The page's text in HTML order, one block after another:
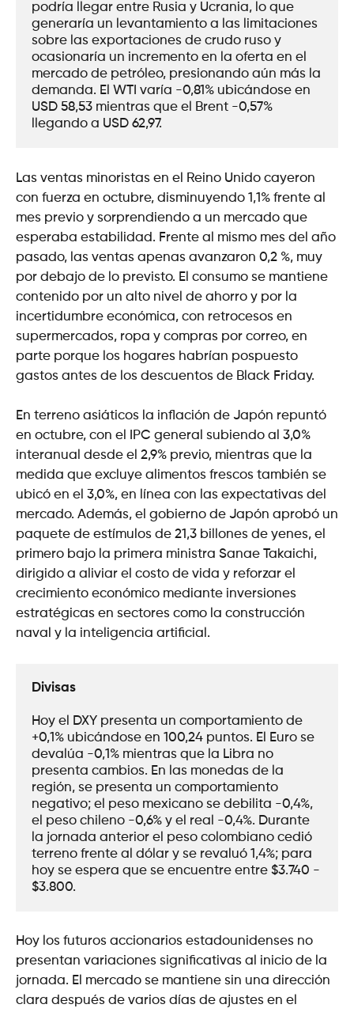
podría llegar entre Rusia y Ucrania, lo que
generaría un levantamiento a las limitaciones
sobre las exportaciones de crudo ruso y
ocasionaría un incremento en la oferta en el
mercado de petróleo, presionando aún más la
demanda. El WTI varía -0,81% ubicándose en
USD 58,53 mientras que el Brent -0,57%
llegando a USD 62,97.
Las ventas minoristas en el Reino Unido cayeron
con fuerza en octubre, disminuyendo 1,1% frente al
mes previo y sorprendiendo a un mercado que
esperaba estabilidad. Frente al mismo mes del año
pasado, las ventas apenas avanzaron 0,2 %, muy
por debajo de lo previsto. El consumo se mantiene
contenido por un alto nivel de ahorro y por la
incertidumbre económica, con retrocesos en
supermercados, ropa y compras por correo, en
parte porque los hogares habrían pospuesto
gastos antes de los descuentos de Black Friday.
En terreno asiáticos la inflación de Japón repuntó
en octubre, con el IPC general subiendo al 3,0%
interanual desde el 2,9% previo, mientras que la
medida que excluye alimentos frescos también se
ubicó en el 3,0%, en línea con las expectativas del
mercado. Además, el gobierno de Japón aprobó un
paquete de estímulos de 21,3 billones de yenes, el
primero bajo la primera ministra Sanae Takaichi,
dirigido a aliviar el costo de vida y reforzar el
crecimiento económico mediante inversiones
estratégicas en sectores como la construcción
naval y la inteligencia artificial.
Divisas
Hoy el DXY presenta un comportamiento de
+0,1% ubicándose en 100,24 puntos. El Euro se
devalúa -0,1% mientras que la Libra no
presenta cambios. En las monedas de la
región, se presenta un comportamiento
negativo; el peso mexicano se debilita -0,4%,
el peso chileno -0,6% y el real -0,4%. Durante
la jornada anterior el peso colombiano cedió
terreno frente al dólar y se revaluó 1,4%; para
hoy se espera que se encuentre entre $3.740 -
$3.800.
Hoy los futuros accionarios estadounidenses no
presentan variaciones significativas al inicio de la
jornada. El mercado se mantiene sin una dirección
clara después de varios días de ajustes en el